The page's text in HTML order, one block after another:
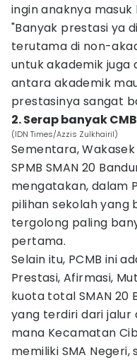
ingin anaknya masuk
"Banyak prestasi ya
terutama di non-
untuk akademik juga
antara akademik
prestasinya sangat
2. Serap banyak
(IDN Times/Azzis Zulkhairil)
Sementara,
SPMB SMAN 20
mengatakan, dalam
pilihan sekolah yang
tergolong paling
pertama.
Selain itu, PCMB ini
Prestasi, Afirmasi,
kuota total SMAN 20
yang terdiri dari jalur
mana Kecamatan
memiliki SMA